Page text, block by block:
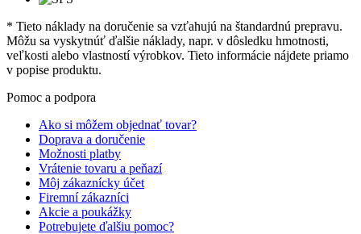
* Tieto náklady na doručenie sa vzťahujú na štandardnú prepravu.
Môžu sa vyskytnúť ďalšie náklady, napr. v dôsledku hmotnosti,
veľkosti alebo vlastností výrobkov. Tieto informácie nájdete priamo
v popise produktu.
Pomoc a podpora
Ako si môžem objednať tovar?
Doprava a doručenie
Možnosti platby
Vrátenie tovaru a peňazí
Môj zákaznícky účet
Firemní zákazníci
Akcie a poukážky
Potrebujete ďalšiu pomoc?